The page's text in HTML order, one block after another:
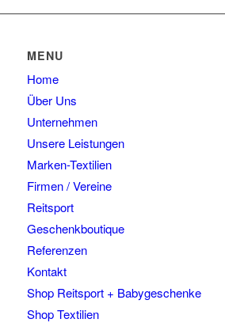
MENU
Home
Über Uns
Unternehmen
Unsere Leistungen
Marken-Textilien
Firmen / Vereine
Reitsport
Geschenkboutique
Referenzen
Kontakt
Shop Reitsport + Babygeschenke
Shop Textilien